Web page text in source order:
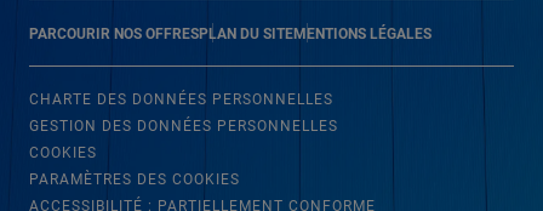
PARCOURIR NOS OFFRESPLAN DU SITEMENTIONS LÉGALES
CHARTE DES DONNÉES PERSONNELLES
GESTION DES DONNÉES PERSONNELLES
COOKIES
PARAMÈTRES DES COOKIES
ACCESSIBILITÉ : PARTIELLEMENT CONFORME